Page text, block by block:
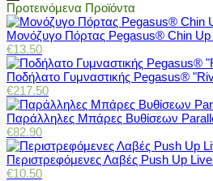
Προτεινόμενα Προϊόντα
Μονόζυγο Πόρτας Pegasus® Chin Up
€13.50
Ποδήλατο Γυμναστικής Pegasus®
€217.50
Παράλληλες Μπάρες Βυθίσεων
€82.90
Περιστρεφόμενες Λαβές Push Up
€10.50